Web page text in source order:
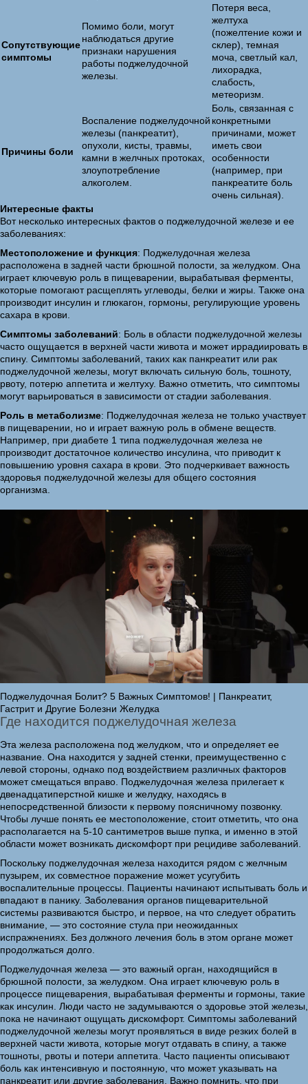
Сопутствующие
симптомы
Помимо боли, могут
наблюдаться другие
признаки нарушения
работы поджелудочной
железы.
Потеря веса,
желтуха
(пожелтение кожи и
склер), темная
моча, светлый кал,
лихорадка,
слабость,
метеоризм.
Причины боли
Воспаление поджелудочной
железы (панкреатит),
опухоли, кисты, травмы,
камни в желчных протоках,
злоупотребление
алкоголем.
Боль, связанная с
конкретными
причинами, может
иметь свои
особенности
(например, при
панкреатите боль
очень сильная).
Интересные факты
Вот несколько интересных фактов о поджелудочной железе и ее
заболеваниях:
Местоположение и функция: Поджелудочная железа
расположена в задней части брюшной полости, за желудком. Она
играет ключевую роль в пищеварении, вырабатывая ферменты,
которые помогают расщеплять углеводы, белки и жиры. Также она
производит инсулин и глюкагон, гормоны, регулирующие уровень
сахара в крови.
Симптомы заболеваний: Боль в области поджелудочной железы
часто ощущается в верхней части живота и может иррадиировать в
спину. Симптомы заболеваний, таких как панкреатит или рак
поджелудочной железы, могут включать сильную боль, тошноту,
рвоту, потерю аппетита и желтуху. Важно отметить, что симптомы
могут варьироваться в зависимости от стадии заболевания.
Роль в метаболизме: Поджелудочная железа не только участвует
в пищеварении, но и играет важную роль в обмене веществ.
Например, при диабете 1 типа поджелудочная железа не
производит достаточное количество инсулина, что приводит к
повышению уровня сахара в крови. Это подчеркивает важность
здоровья поджелудочной железы для общего состояния
организма.
Поджелудочная Болит? 5 Важных Симптомов! | Панкреатит,
Гастрит и Другие Болезни Желудка
Где находится поджелудочная железа
Эта железа расположена под желудком, что и определяет ее
название. Она находится у задней стенки, преимущественно с
левой стороны, однако под воздействием различных факторов
может смещаться вправо. Поджелудочная железа прилегает к
двенадцатиперстной кишке и желудку, находясь в
непосредственной близости к первому поясничному позвонку.
Чтобы лучше понять ее местоположение, стоит отметить, что она
располагается на 5-10 сантиметров выше пупка, и именно в этой
области может возникать дискомфорт при рецидиве заболеваний.
Поскольку поджелудочная железа находится рядом с желчным
пузырем, их совместное поражение может усугубить
воспалительные процессы. Пациенты начинают испытывать боль и
впадают в панику. Заболевания органов пищеварительной
системы развиваются быстро, и первое, на что следует обратить
внимание, — это состояние стула при неожиданных
испражнениях. Без должного лечения боль в этом органе может
продолжаться долго.
Поджелудочная железа — это важный орган, находящийся в
брюшной полости, за желудком. Она играет ключевую роль в
процессе пищеварения, вырабатывая ферменты и гормоны, такие
как инсулин. Люди часто не задумываются о здоровье этой железы,
пока не начинают ощущать дискомфорт. Симптомы заболеваний
поджелудочной железы могут проявляться в виде резких болей в
верхней части живота, которые могут отдавать в спину, а также
тошноты, рвоты и потери аппетита. Часто пациенты описывают
боль как интенсивную и постоянную, что может указывать на
панкреатит или другие заболевания. Важно помнить, что при